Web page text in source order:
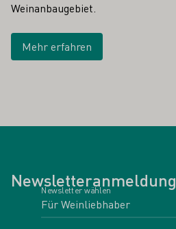
Weinanbaugebiet.
Mehr erfahren
Newsletteranmeldung
Newsletter wählen